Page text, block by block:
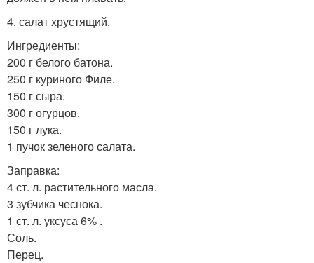
4. салат хрустящий.
Ингредиенты:
200 г белого батона.
250 г куриного Филе.
150 г сыра.
300 г огурцов.
150 г лука.
1 пучок зеленого салата.
Заправка:
4 ст. л. растительного масла.
3 зубчика чеснока.
1 ст. л. уксуса 6% .
Соль.
Перец.